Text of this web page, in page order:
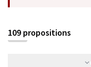
109 propositions